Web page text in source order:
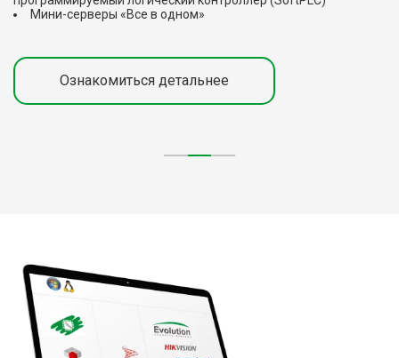
Мини-серверы «Все в одном»
Ознакомиться детальнее